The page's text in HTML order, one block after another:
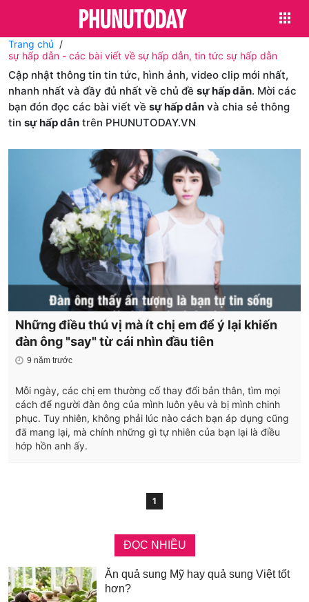
Trang chủ
sự hấp dẫn - các bài viết về sự hấp dẫn, tin tức sự hấp dẫn
Cập nhật thông tin tin tức, hình ảnh, video clip mới nhất,
nhanh nhất và đầy đủ nhất về chủ đề sự hấp dẫn. Mời các
bạn đón đọc các bài viết về sự hấp dẫn và chia sẻ thông
tin sự hấp dẫn trên PHUNUTODAY.VN
Những điều thú vị mà ít chị em để ý lại khiến
đàn ông "say" từ cái nhìn đầu tiên
9 năm trước
Mỗi ngày, các chị em thường cố thay đổi bản thân, tìm mọi
cách để người đàn ông của mình luôn yêu và bị mình chinh
phục. Tuy nhiên, không phải lúc nào cách bạn áp dụng cũng
đã mang lại, mà chính những gì tự nhiên của bạn lại là điều
hớp hồn anh ấy.
1
ĐỌC NHIỀU
Ăn quả sung Mỹ hay quả sung Việt tốt
hơn?